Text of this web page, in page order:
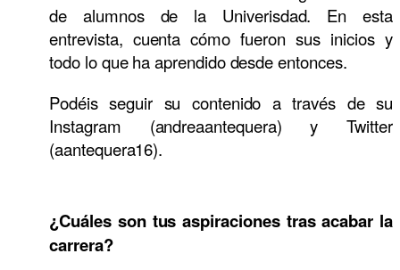
de alumnos de la Univerisdad. En esta
entrevista, cuenta cómo fueron sus inicios y
todo lo que ha aprendido desde entonces.
Podéis seguir su contenido a través de su
Instagram (andreaantequera) y Twitter
(aantequera16).
¿Cuáles son tus aspiraciones tras acabar la
carrera?